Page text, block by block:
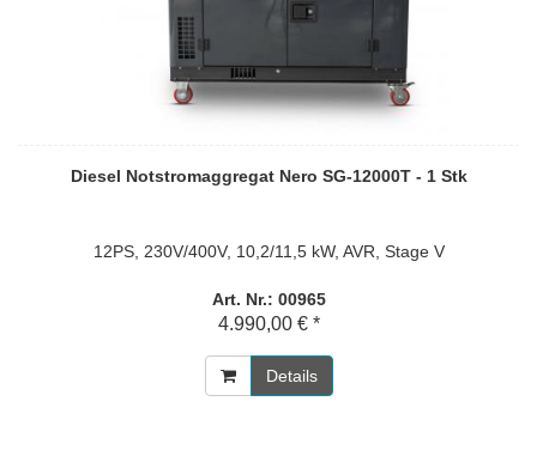
Diesel Notstromaggregat Nero SG-12000T - 1 Stk
12PS, 230V/400V, 10,2/11,5 kW, AVR, Stage V
Art. Nr.: 00965
4.990,00 € *
Details